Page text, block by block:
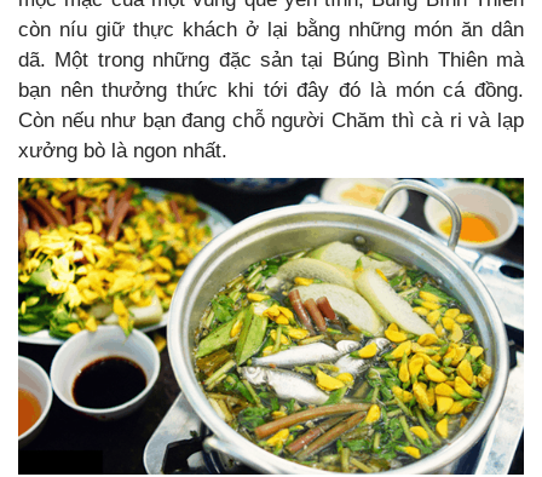
còn níu giữ thực khách ở lại bằng những món ăn dân
dã. Một trong những đặc sản tại Búng Bình Thiên mà
bạn nên thưởng thức khi tới đây đó là món cá đồng.
Còn nếu như bạn đang chỗ người Chăm thì cà ri và lạp
xưởng bò là ngon nhất.